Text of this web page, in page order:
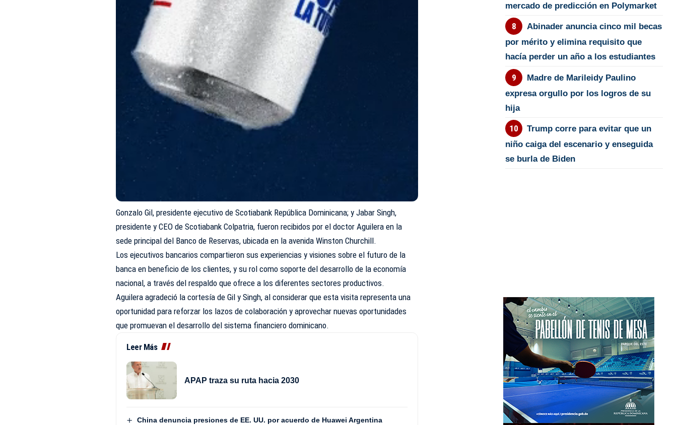
Gonzalo Gil, presidente ejecutivo de Scotiabank República Dominicana; y Jabar Singh,
presidente y CEO de Scotiabank Colpatria, fueron recibidos por el doctor Aguilera en la
sede principal del Banco de Reservas, ubicada en la avenida Winston Churchill.
Los ejecutivos bancarios compartieron sus experiencias y visiones sobre el futuro de la
banca en beneficio de los clientes, y su rol como soporte del desarrollo de la economía
nacional, a través del respaldo que ofrece a los diferentes sectores productivos.
Aguilera agradeció la cortesía de Gil y Singh, al considerar que esta visita representa una
oportunidad para reforzar los lazos de colaboración y aprovechar nuevas oportunidades
que promuevan el desarrollo del sistema financiero dominicano.
Leer Más
APAP traza su ruta hacia 2030
China denuncia presiones de EE. UU. por acuerdo de Huawei Argentina
mercado de predicción en Polymarket
Abinader anuncia cinco mil becas
por mérito y elimina requisito que
hacía perder un año a los estudiantes
Madre de Marileidy Paulino
expresa orgullo por los logros de su
hija
Trump corre para evitar que un
niño caiga del escenario y enseguida
se burla de Biden